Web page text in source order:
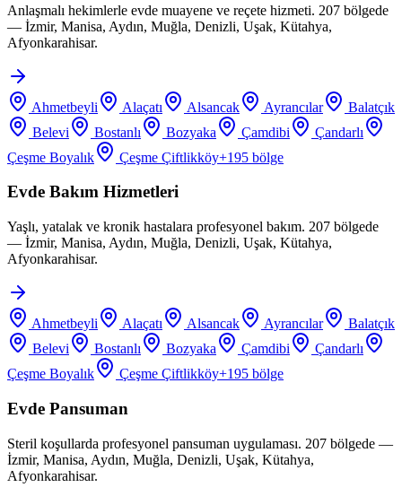
Anlaşmalı hekimlerle evde muayene ve reçete hizmeti. 207 bölgede
— İzmir, Manisa, Aydın, Muğla, Denizli, Uşak, Kütahya,
Afyonkarahisar.
Ahmetbeyli Alaçatı Alsancak Ayrancılar
Balatçık
Belevi
Bostanlı Bozyaka Çamdibi
Çandarlı
Çeşme Boyalık
Çeşme Çiftlikköy+195 bölge
Evde Bakım Hizmetleri
Yaşlı, yatalak ve kronik hastalara profesyonel bakım. 207 bölgede
— İzmir, Manisa, Aydın, Muğla, Denizli, Uşak, Kütahya,
Afyonkarahisar.
Ahmetbeyli Alaçatı Alsancak Ayrancılar
Balatçık
Belevi
Bostanlı Bozyaka Çamdibi
Çandarlı
Çeşme Boyalık
Çeşme Çiftlikköy+195 bölge
Evde Pansuman
Steril koşullarda profesyonel pansuman uygulaması. 207 bölgede —
İzmir, Manisa, Aydın, Muğla, Denizli, Uşak, Kütahya,
Afyonkarahisar.